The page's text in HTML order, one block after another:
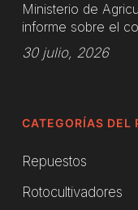
Ministerio de
informe sobre el
30 julio, 2026
CATEGORÍAS DEL
Repuestos
Rotocultivadores